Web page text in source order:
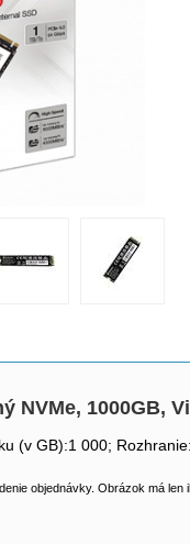
1000GB,
(v GB):1 000;
objednávky. Obrázok má len